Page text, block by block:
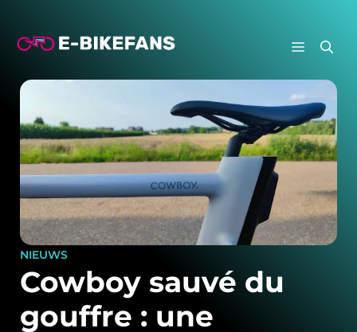
MENU
NIEUWS
Cowboy sauvé du
gouffre : une